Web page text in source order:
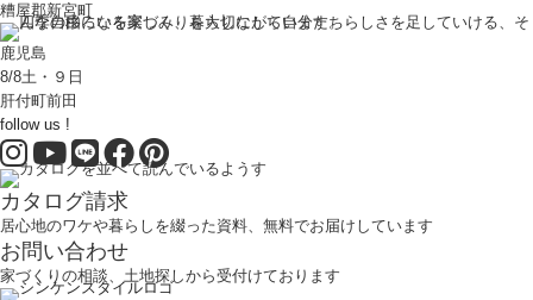
糟屋郡新宮町
鹿児島
8/8土・９日
肝付町前田
follow us !
カタログ請求
居心地のワケや暮らしを綴った資料、無料でお届けしています
お問い合わせ
家づくりの相談、土地探しから受付けております